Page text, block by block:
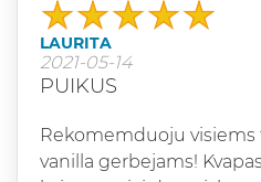
LAURITA
2021-05-14
PUIKUS
Rekomemduoju
vanilla gerbejams!